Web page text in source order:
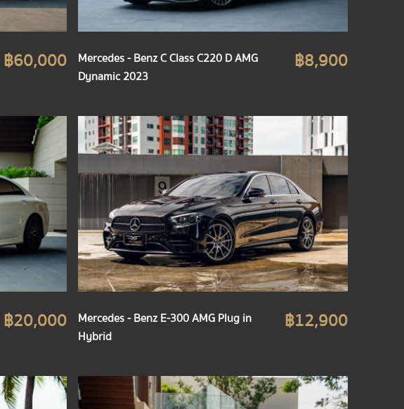
฿60,000
Mercedes - Benz C Class C220 D AMG
Dynamic 2023
฿8,900
฿20,000
Mercedes - Benz E-300 AMG Plug in
Hybrid
฿12,900